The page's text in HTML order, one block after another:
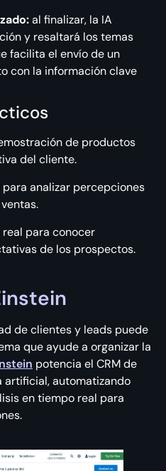
al finalizar, la IA
y resaltará los temas
facilita el envío de un
con la información clave
de productos
del cliente.
analizar percepciones
para conocer
de los prospectos.
de clientes y leads puede
que ayude a organizar la
potencia el CRM de
artificial, automatizando
en tiempo real para